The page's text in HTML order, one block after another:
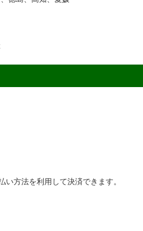
い方法を利用して決済できます。